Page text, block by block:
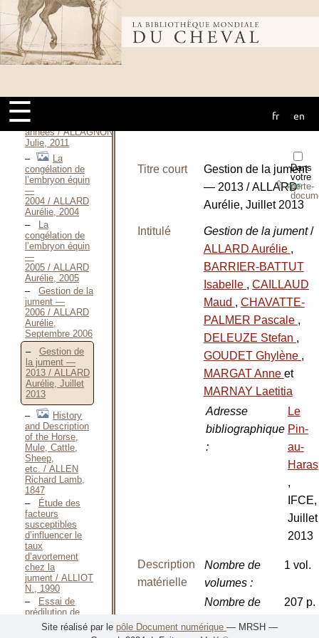
Bibliothèque
mondiale du
cheval
☰ fr en
Louis, 1890
SOS,
Boyatino ne fait
pas de
poulains / ALBERT
H., 1991
pur-sang arabe
d’endurance ces
dix dernières
années / ALLAGNON
Julie, 2011
La
congélation de
l’embryon équin
—
2004 / ALLARD
Aurélie, 2004
La
congélation de
l’embryon équin
—
2005 / ALLARD
Aurélie, 2005
Gestion de la
jument —
2006 / ALLARD
Aurélie,
Septembre 2006
Gestion de
la jument —
2013 / ALLARD
Aurélie, Juillet
2013
History
and Description
of the Horse,
Mule, Cattle,
Sheep,
etc. / ALLEN
Richard Lamb,
1847
Étude des
facteurs
susceptibles
d’influencer le
taux
d’avortement
chez la
jument / ALLIOT
N., 1990
Essai de
prédilution de
semence avec
du dilueur dans
Dans
votre
porte-
⇪PDF
Titre court
Gestion de la jument
— 2013 / ALLARD
Aurélie, Juillet 2013
Intitulé Gestion de la jument/
ALLARD Aurélie ,
BARRIER-BATTUT
Isabelle , CAILLAUD
Maud , CHAVATTE-
PALMER Pascale ,
DELEUZE Stefan ,
GOUDET Ghylène ,
MARGAT Anne et
MARNAY Laetitia
Adresse
bibliographique
:
Le
Pin-
au-
Haras
,
IFCE,
Juillet
2013
Description
matérielle
Nombre de
volumes:
1 vol.
Nombre de
207 p.
Site réalisé par le pôle Document numérique — MRSH —